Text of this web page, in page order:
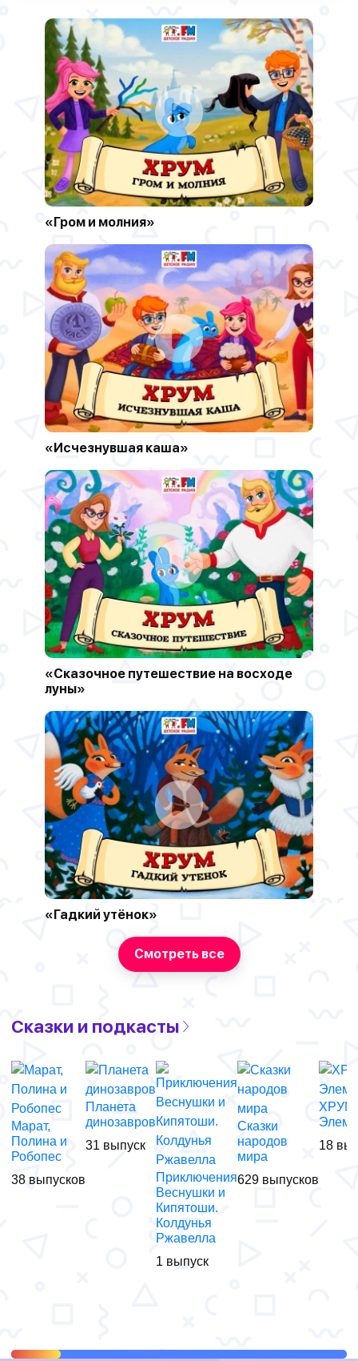
«Гром и молния»
«Исчезнувшая каша»
«Сказочное путешествие на восходе
луны»
«Гадкий утёнок»
Смотреть все
Сказки и подкасты
Марат,
Полина и
Робопес
38 выпусков
Планета
динозавров
31 выпуск
Приключения
Веснушки и
Кипятоши.
Колдунья
Ржавелла
1 выпуск
Сказки
народов
мира
629 выпусков
ХРУМ.
18